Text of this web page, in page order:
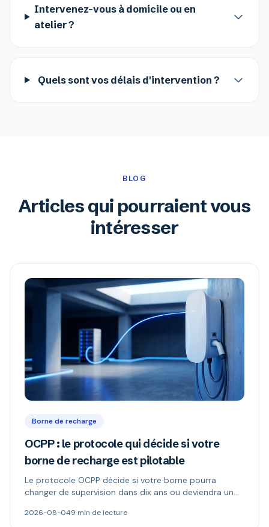
Intervenez-vous à domicile ou en
atelier ?
Quels sont vos délais d'intervention ?
BLOG
Articles qui pourraient vous
intéresser
Borne de recharge
OCPP : le protocole qui décide si votre
borne de recharge est pilotable
Le protocole OCPP décide si votre borne pourra
changer de supervision dans dix ans ou deviendra un
versions 1.6 et 2.0.1, et comment repérer une borne «
2026-08-049 min de lecture